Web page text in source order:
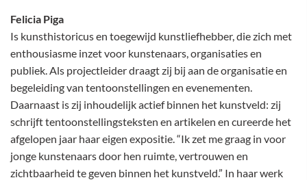
Felicia Piga
Is kunsthistoricus en toegewijd kunstliefhebber, die zich met
enthousiasme inzet voor kunstenaars, organisaties en
publiek. Als projectleider draagt zij bij aan de organisatie en
begeleiding van tentoonstellingen en evenementen.
Daarnaast is zij inhoudelijk actief binnen het kunstveld: zij
schrijft tentoonstellingsteksten en artikelen en cureerde het
afgelopen jaar haar eigen expositie. “Ik zet me graag in voor
jonge kunstenaars door hen ruimte, vertrouwen en
zichtbaarheid te geven binnen het kunstveld.” In haar werk